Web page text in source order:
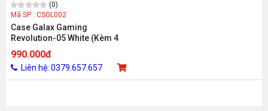
(0)
Mã SP : CSGL002
Case Galax Gaming
Revolution-05 White (Kèm 4
quạt RGB, ATX / mATX / mITX)
990.000đ
Liên hệ: 0379.657.657